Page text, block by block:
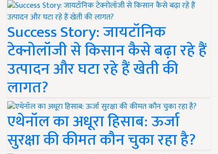
Success Story: जायटॉनिक
टेक्नोलॉजी से किसान कैसे बढ़ा रहे हैं
उत्पादन और घटा रहे हैं खेती की
लागत?
एथेनॉल का अधूरा हिसाब: ऊर्जा
सुरक्षा की कीमत कौन चुका रहा है?